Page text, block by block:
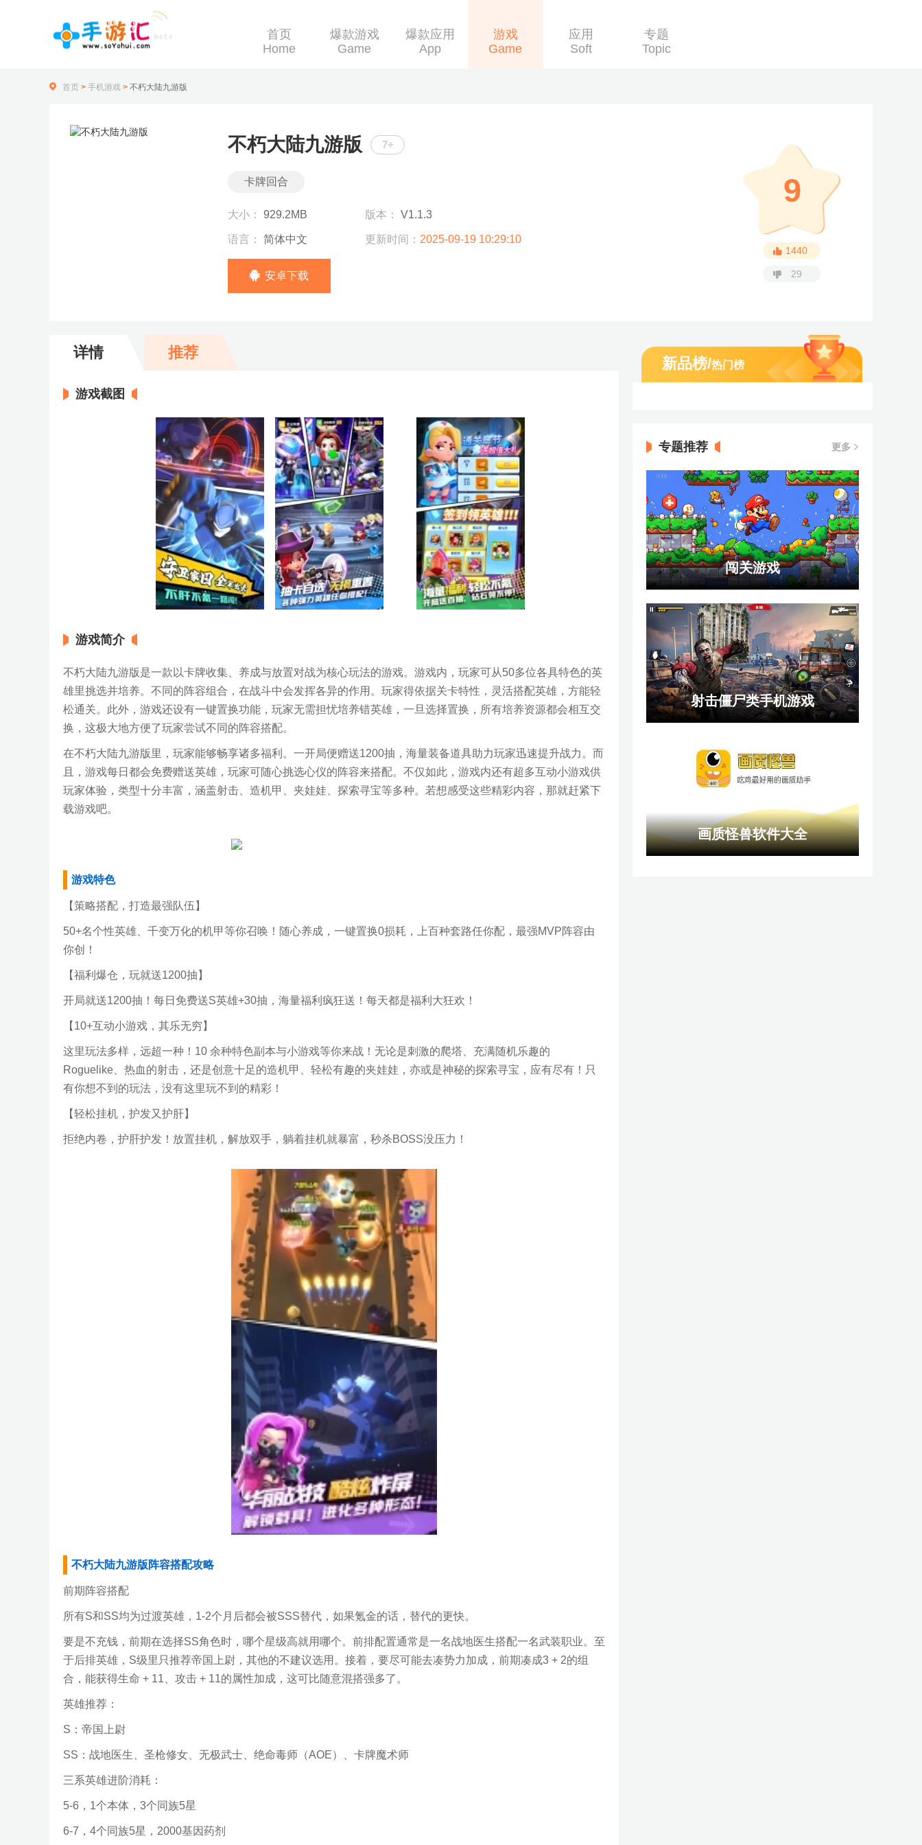
首页
Home
爆款游戏
Game
爆款应用
App
游戏
Game
应用
Soft
专题
Topic
首页 > 手机游戏 > 不朽大陆九游版
不朽大陆九游版 7+
卡牌回合
大小： 929.2MB 版本： V1.1.3
语言： 简体中文 更新时间： 2025-09-19 10:29:10
安卓下载
9
1440
29
详情 推荐
游戏截图
游戏简介
不朽大陆九游版是一款以卡牌收集、养成与放置对战为核心玩法的游戏。游戏内，玩家可从50多位各具特色的英
雄里挑选并培养。不同的阵容组合，在战斗中会发挥各异的作用。玩家得依据关卡特性，灵活搭配英雄，方能轻
松通关。此外，游戏还设有一键置换功能，玩家无需担忧培养错英雄，一旦选择置换，所有培养资源都会相互交
换，这极大地方便了玩家尝试不同的阵容搭配。
在不朽大陆九游版里，玩家能够畅享诸多福利。一开局便赠送1200抽，海量装备道具助力玩家迅速提升战力。而
且，游戏每日都会免费赠送英雄，玩家可随心挑选心仪的阵容来搭配。不仅如此，游戏内还有超多互动小游戏供
玩家体验，类型十分丰富，涵盖射击、造机甲、夹娃娃、探索寻宝等多种。若想感受这些精彩内容，那就赶紧下
载游戏吧。
游戏特色
【策略搭配，打造最强队伍】
50+名个性英雄、千变万化的机甲等你召唤！随心养成，一键置换0损耗，上百种套路任你配，最强MVP阵容由
你创！
【福利爆仓，玩就送1200抽】
开局就送1200抽！每日免费送S英雄+30抽，海量福利疯狂送！每天都是福利大狂欢！
【10+互动小游戏，其乐无穷】
这里玩法多样，远超一种！10 余种特色副本与小游戏等你来战！无论是刺激的爬塔、充满随机乐趣的
Roguelike、热血的射击，还是创意十足的造机甲、轻松有趣的夹娃娃，亦或是神秘的探索寻宝，应有尽有！只
有你想不到的玩法，没有这里玩不到的精彩！
【轻松挂机，护发又护肝】
拒绝内卷，护肝护发！放置挂机，解放双手，躺着挂机就暴富，秒杀BOSS没压力！
不朽大陆九游版阵容搭配攻略
前期阵容搭配
所有S和SS均为过渡英雄，1-2个月后都会被SSS替代，如果氪金的话，替代的更快。
要是不充钱，前期在选择SS角色时，哪个星级高就用哪个。前排配置通常是一名战地医生搭配一名武装职业。至
于后排英雄，S级里只推荐帝国上尉，其他的不建议选用。接着，要尽可能去凑势力加成，前期凑成3 + 2的组
合，能获得生命 + 11、攻击 + 11的属性加成，这可比随意混搭强多了。
英雄推荐：
S：帝国上尉
SS：战地医生、圣枪修女、无极武士、绝命毒师（AOE）、卡牌魔术师
三系英雄进阶消耗：
5-6，1个本体，3个同族5星
6-7，4个同族5星，2000基因药剂
新品榜/热门榜
专题推荐 更多
闯关游戏
射击僵尸类手机游戏
画质怪兽软件大全